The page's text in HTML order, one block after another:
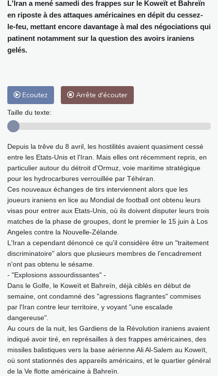
L'Iran a mené samedi des frappes sur le Koweït et Bahreïn
en riposte à des attaques américaines en dépit du cessez-
le-feu, mettant encore davantage à mal des négociations qui
patinent notamment sur la question des avoirs iraniens
gelés.
Ecoutez Arrête d'écouter
Taille du texte:
Depuis la trêve du 8 avril, les hostilités avaient quasiment cessé
entre les Etats-Unis et l'Iran. Mais elles ont récemment repris, en
particulier autour du détroit d'Ormuz, voie maritime stratégique
pour les hydrocarbures verrouillée par Téhéran.
Ces nouveaux échanges de tirs interviennent alors que les
joueurs iraniens en lice au Mondial de football ont obtenu leurs
visas pour entrer aux Etats-Unis, où ils doivent disputer leurs trois
matches de la phase de groupes, dont le premier le 15 juin à Los
Angeles contre la Nouvelle-Zélande.
L'Iran a cependant dénoncé ce qu'il considère être un "traitement
discriminatoire" alors que plusieurs membres de l'encadrement
n'ont pas obtenu le sésame.
- "Explosions assourdissantes" -
Dans le Golfe, le Koweït et Bahreïn, déjà ciblés en début de
semaine, ont condamné des "agressions flagrantes" commises
par l'Iran contre leur territoire, y voyant "une escalade
dangereuse".
Au cours de la nuit, les Gardiens de la Révolution iraniens avaient
indiqué avoir tiré, en représailles à des frappes américaines, des
missiles balistiques vers la base aérienne Ali Al-Salem au Koweït,
où sont stationnés des appareils américains, et le quartier général
de la Ve flotte américaine à Bahreïn.